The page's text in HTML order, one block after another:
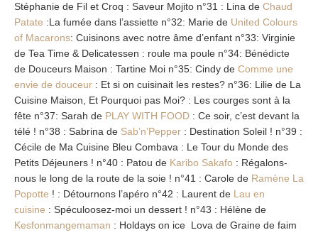
Stéphanie de Fil et Croq : Saveur Mojito n°31 : Lina de Chaud
Patate :La fumée dans l’assiette n°32: Marie de United Colours
of Macarons: Cuisinons avec notre âme d’enfant n°33: Virginie
de Tea Time & Delicatessen : roule ma poule n°34: Bénédicte
de Douceurs Maison : Tartine Moi n°35: Cindy de Comme une
envie de douceur : Et si on cuisinait les restes? n°36: Lilie de La
Cuisine Maison, Et Pourquoi pas Moi? : Les courges sont à la
fête n°37: Sarah de PLAY WITH FOOD : Ce soir, c’est devant la
télé ! n°38 : Sabrina de Sab’n’Pepper : Destination Soleil ! n°39 :
Cécile de Ma Cuisine Bleu Combava : Le Tour du Monde des
Petits Déjeuners ! n°40 : Patou de Karibo Sakafo : Régalons-
nous le long de la route de la soie ! n°41 : Carole de Ramène La
Popotte ! : Détournons l’apéro n°42 : Laurent de Lau en
cuisine : Spéculoosez-moi un dessert ! n°43 : Hélène de
Kesfonmangemaman : Holdays on ice Lova de Graine de faim